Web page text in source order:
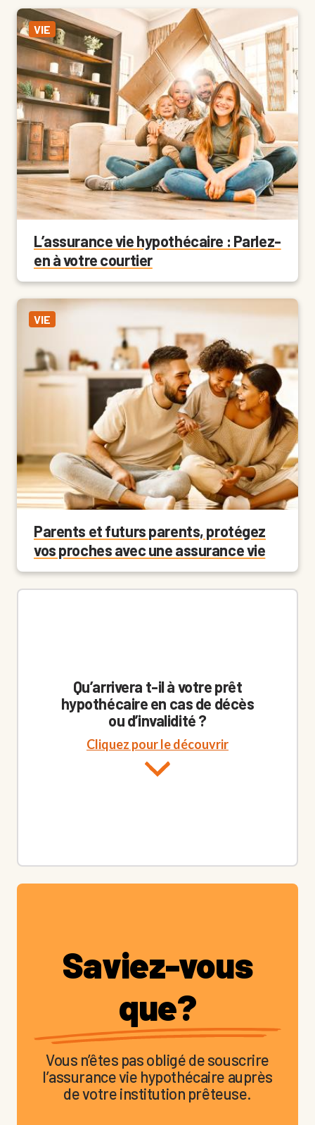
VIE
L’assurance vie hypothécaire : Parlez-
en à votre courtier
VIE
Parents et futurs parents, protégez
vos proches avec une assurance vie
Qu’arrivera t-il à votre prêt
hypothécaire en cas de décès
ou d’invalidité ?
Cliquez pour le découvrir
Saviez-vous
que?
Vous n’êtes pas obligé de souscrire
l’assurance vie hypothécaire auprès
de votre institution prêteuse.